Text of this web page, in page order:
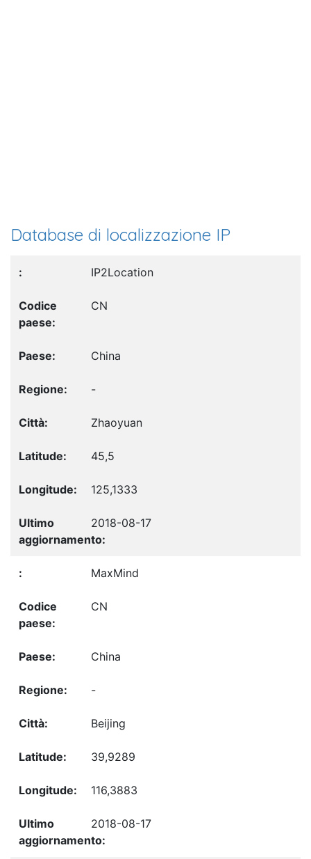
Database di localizzazione IP
IP2Location
CN
China
-
Zhaoyuan
45,5
125,1333
2018-08-17
MaxMind
CN
China
-
Beijing
39,9289
116,3883
2018-08-17